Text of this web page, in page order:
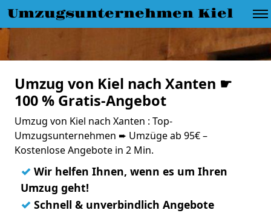
Umzugsunternehmen Kiel
Umzug von Kiel nach Xanten ☛
100 % Gratis-Angebot
Umzug von Kiel nach Xanten : Top-
Umzugsunternehmen ➨ Umzüge ab 95€ –
Kostenlose Angebote in 2 Min.
✓ Wir helfen Ihnen, wenn es um Ihren
Umzug geht!
✓ Schnell & unverbindlich Angebote